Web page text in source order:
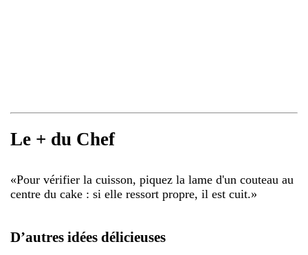
Le + du Chef
«Pour vérifier la cuisson, piquez la lame d'un couteau au
centre du cake : si elle ressort propre, il est cuit.»
D’autres idées délicieuses